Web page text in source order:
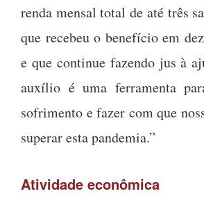
renda mensal total de até três
que recebeu o benefício em
e que continue fazendo jus à
auxílio é uma ferramenta
sofrimento e fazer com que
superar esta pandemia.”
Atividade econômica